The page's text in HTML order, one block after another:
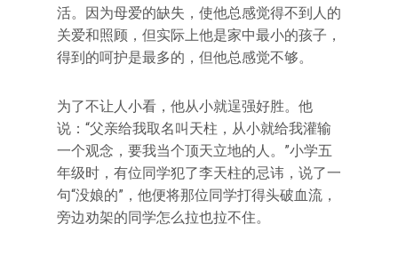
活。因为母爱的缺失，使他总感觉得不到人的
关爱和照顾，但实际上他是家中最小的孩子，
得到的呵护是最多的，但他总感觉不够。
为了不让人小看，他从小就逞强好胜。他
说：“父亲给我取名叫天柱，从小就给我灌输
一个观念，要我当个顶天立地的人。”小学五
年级时，有位同学犯了李天柱的忌讳，说了一
句“没娘的”，他便将那位同学打得头破血流，
旁边劝架的同学怎么拉也拉不住。